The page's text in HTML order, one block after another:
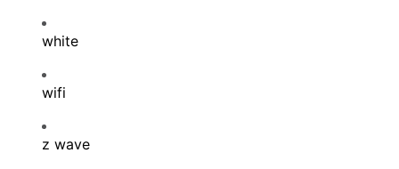
white
wifi
z wave